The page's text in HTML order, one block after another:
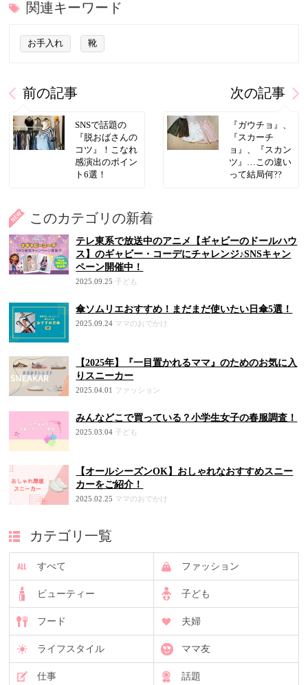
関連キーワード
お手入れ 靴
前の記事
SNSで話題の
『脱おばさんの
コツ』！こなれ
感演出のポイン
ト6選！
次の記事
『ガウチョ』、
『スカーチ
ョ』、『スカン
ツ』…この違い
って結局何??
このカテゴリの新着
テレ東系で放送中のアニメ【ギャビーのドールハウ
ス】のギャビー・コーデにチャレンジ♪SNSキャン
ペーン開催中！
2025.09.25 子ども
傘ソムリエおすすめ！まだまだ使いたい日傘5選！
2025.09.24 ママのおでかけ
【2025年】『一目置かれるママ』のためのお気に入
りスニーカー
2025.04.01 ファッション
みんなどこで買っている？小学生女子の春服調査！
2025.03.04 子ども
【オールシーズンOK】おしゃれなおすすめスニー
カーをご紹介！
2025.02.25 ママのおでかけ
カテゴリ一覧
すべて ファッション
ビューティー 子ども
フード 夫婦
ライフスタイル ママ友
仕事 話題